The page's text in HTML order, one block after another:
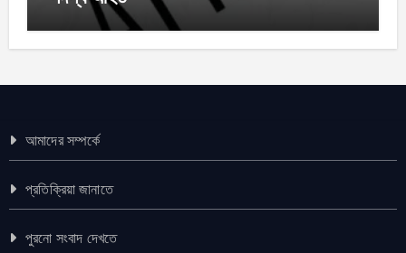
আমাদের সম্পর্কে
প্রতিক্রিয়া জানাতে
পুরনো সংবাদ দেখতে